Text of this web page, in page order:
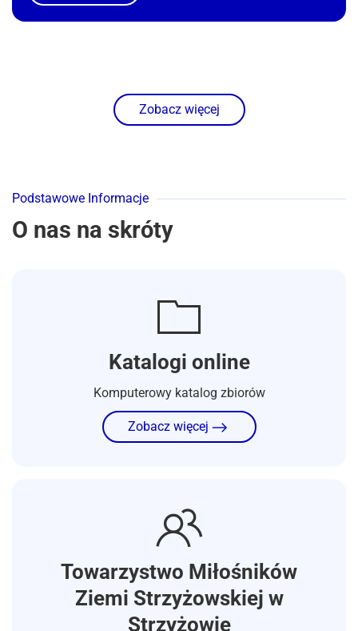
Zobacz więcej
Podstawowe Informacje
O nas na skróty
Katalogi online
Komputerowy katalog zbiorów
Zobacz więcej
Towarzystwo Miłośników
Ziemi Strzyżowskiej w
Strzyżowie